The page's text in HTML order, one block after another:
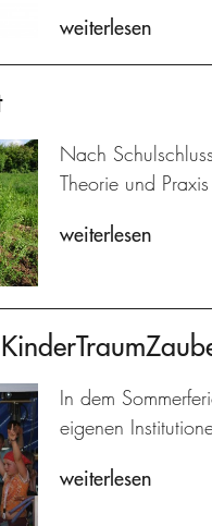
weiterlesen
Nach
Theorie und
weiterlesen
In dem
eigenen
weiterlesen